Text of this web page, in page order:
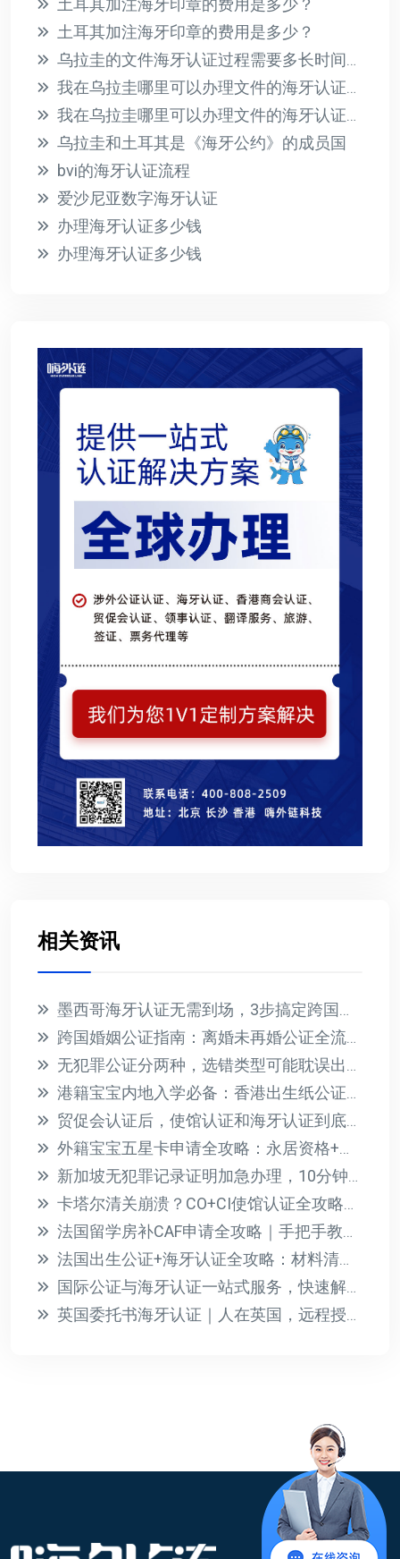
土耳其加注海牙印章的费用是多少？
土耳其加注海牙印章的费用是多少？
乌拉圭的文件海牙认证过程需要多长时间？此过程的相关费用是多少？
我在乌拉圭哪里可以办理文件的海牙认证？有哪些必要的要求？
我在乌拉圭哪里可以办理文件的海牙认证？有哪些必要的要求？
乌拉圭和土耳其是《海牙公约》的成员国
bvi的海牙认证流程
爱沙尼亚数字海牙认证
办理海牙认证多少钱
办理海牙认证多少钱
相关资讯
墨西哥海牙认证无需到场，3步搞定跨国文件公证
跨国婚姻公证指南：离婚未再婚公证全流程解析
无犯罪公证分两种，选错类型可能耽误出国！
港籍宝宝内地入学必备：香港出生纸公证3天加急办理全攻略
贸促会认证后，使馆认证和海牙认证到底怎么选？一文讲清
外籍宝宝五星卡申请全攻略：永居资格+教育医疗福利一步到位
新加坡无犯罪记录证明加急办理，10分钟在线搞定！
卡塔尔清关崩溃？CO+CI使馆认证全攻略，3步搞定！
法国留学房补CAF申请全攻略｜手把手教你拿每月300€补助
法国出生公证+海牙认证全攻略：材料清单与办理流程详解
国际公证与海牙认证一站式服务，快速解决涉外文件难题
英国委托书海牙认证｜人在英国，远程授权国内房产与法律事务